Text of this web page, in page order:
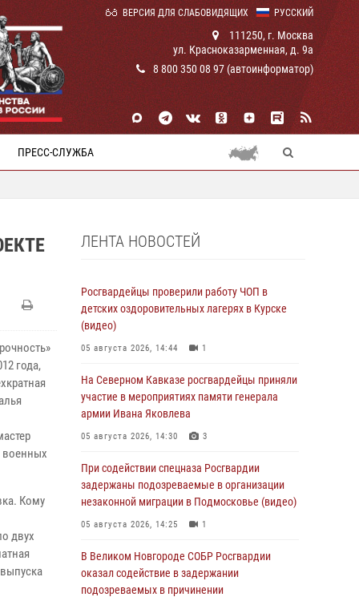
РУССКИЙ
ВЕРСИЯ ДЛЯ СЛАБОВИДЯЩИХ
111250, г. Москва
ул. Красноказарменная, д. 9а
8 800 350 08 97 (автоинформатор)
ПРЕСС-СЛУЖБА
года,
военных
Кому
двух
ЛЕНТА НОВОСТЕЙ
Росгвардейцы проверили работу ЧОП в
детских оздоровительных лагерях в Курске
(видео)
05 августа 2026, 14:44 1
На Северном Кавказе росгвардейцы приняли
участие в мероприятиях памяти генерала
армии Ивана Яковлева
05 августа 2026, 14:30 3
При содействии спецназа Росгвардии
задержаны подозреваемые в организации
незаконной миграции в Подмосковье (видео)
05 августа 2026, 14:25 1
В Великом Новгороде СОБР Росгвардии
оказал содействие в задержании
подозреваемых в причинении